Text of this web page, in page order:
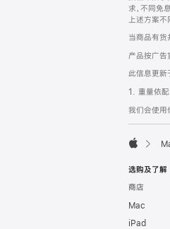
求，不同免
上述方案
当商品有货
产品按广告
此信息更
1. 重量依配
我们会使用
选购及了解
商店
Mac
iPad